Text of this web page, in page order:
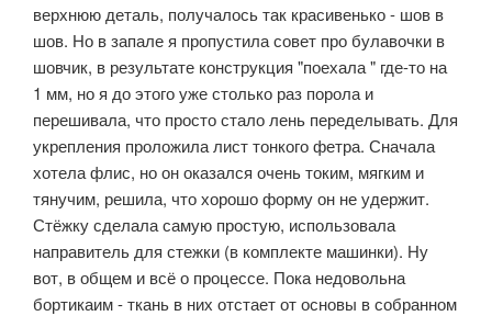
верхнюю деталь, получалось так красивенько - шов в
шов. Но в запале я пропустила совет про булавочки в
шовчик, в результате конструкция "поехала " где-то на
1 мм, но я до этого уже столько раз порола и
перешивала, что просто стало лень переделывать. Для
укрепления проложила лист тонкого фетра. Сначала
хотела флис, но он оказался очень токим, мягким и
тянучим, решила, что хорошо форму он не удержит.
Стёжку сделала самую простую, использовала
направитель для стежки (в комплекте машинки). Ну
вот, в общем и всё о процессе. Пока недовольна
бортикаим - ткань в них отстает от основы в собранном